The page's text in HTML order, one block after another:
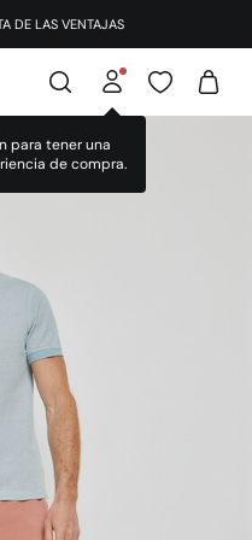
DE LAS VENTAJAS
para tener una
de compra.